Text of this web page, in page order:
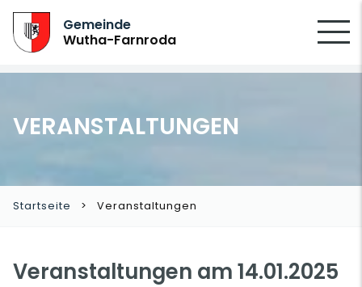
Gemeinde
Wutha-Farnroda
VERANSTALTUNGEN
Startseite Veranstaltungen
Veranstaltungen am 14.01.2025